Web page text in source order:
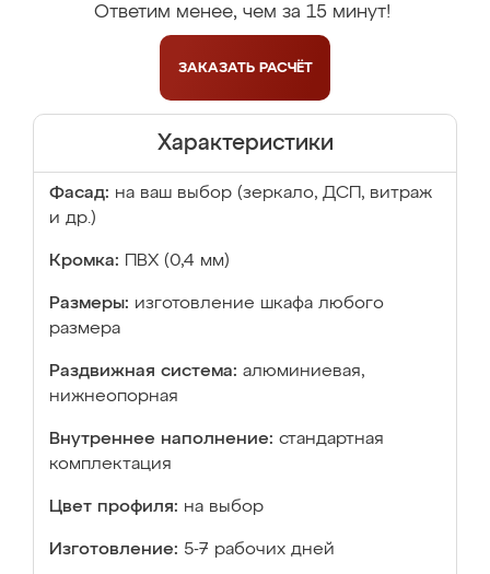
Ответим менее, чем за 15 минут!
ЗАКАЗАТЬ РАСЧЁТ
Характеристики
Фасад: на ваш выбор (зеркало, ДСП, витраж
и др.)
Кромка: ПВХ (0,4 мм)
Размеры: изготовление шкафа любого
размера
Раздвижная система: алюминиевая,
нижнеопорная
Внутреннее наполнение: стандартная
комплектация
Цвет профиля: на выбор
Изготовление: 5-7 рабочих дней